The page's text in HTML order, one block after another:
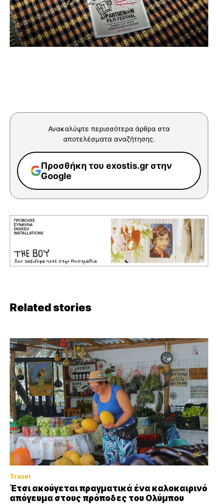
Ανακαλύψτε περισσότερα άρθρα στα
αποτελέσματα αναζήτησης.
Προσθήκη του exostis.gr στην
Google
Related stories
Travel
Έτσι ακούγεται πραγματικά ένα καλοκαιρινό
απόγευμα στους πρόποδες του Ολύμπου